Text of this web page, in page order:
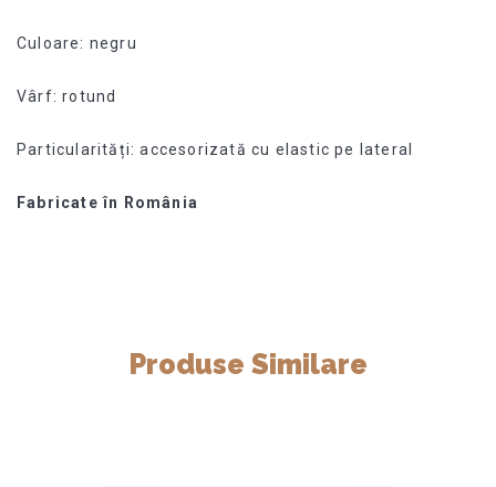
Culoare: negru
Vârf: rotund
Particularități: accesorizată cu elastic pe lateral
Fabricate în România
Produse Similare